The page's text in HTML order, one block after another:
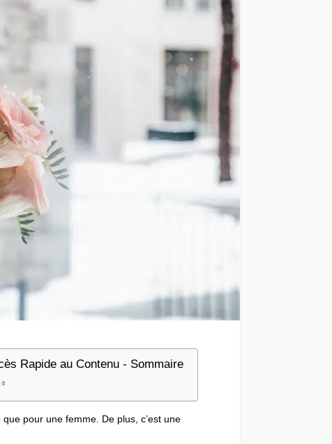
Rapide au Contenu - Sommaire
pour une femme. De plus, c’est une